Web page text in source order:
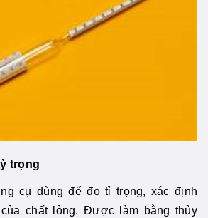
trọng
cụ dùng để đo tỉ trọng, xác định
chất lỏng. Được làm bằng thủy